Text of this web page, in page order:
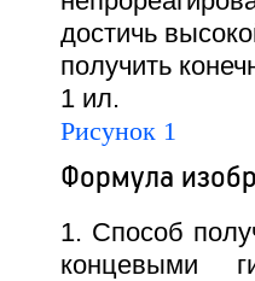
достичь
получить
1 ил.
Рисунок 1
Формула
1. Способ
концевыми